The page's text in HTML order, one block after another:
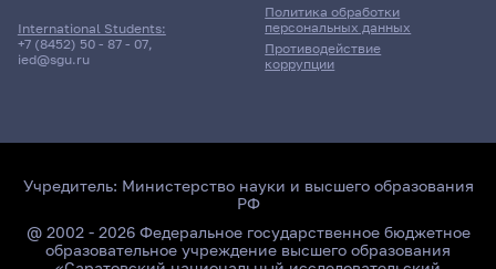
International Students:
+7 (8452) 50 - 87 - 07,
ied@sgu.ru
Политика обработки
персональных данных
Противодействие
коррупции
Учредитель: Министерство науки и высшего образования
РФ
@ 2002 - 2026 Федеральное государственное бюджетное
образовательное учреждение высшего образования